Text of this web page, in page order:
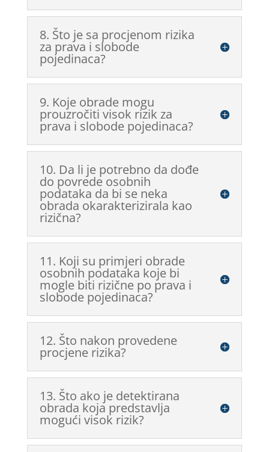
8. Što je sa procjenom rizika
za prava i slobode
pojedinaca?
9. Koje obrade mogu
prouzročiti visok rizik za
prava i slobode pojedinaca?
10. Da li je potrebno da dođe
do povrede osobnih
podataka da bi se neka
obrada okarakterizirala kao
rizična?
11. Koji su primjeri obrade
osobnih podataka koje bi
mogle biti rizične po prava i
slobode pojedinaca?
12. Što nakon provedene
procjene rizika?
13. Što ako je detektirana
obrada koja predstavlja
mogući visok rizik?